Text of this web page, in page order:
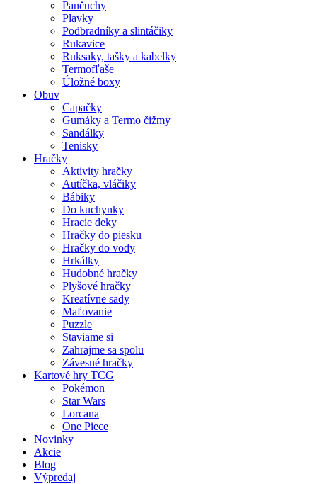
Pančuchy
Plavky
Podbradníky a slintáčiky
Rukavice
Ruksaky, tašky a kabelky
Termofľaše
Úložné boxy
Obuv
Capačky
Gumáky a Termo čižmy
Sandálky
Tenisky
Hračky
Aktivity hračky
Autíčka, vláčiky
Bábiky
Do kuchynky
Hracie deky
Hračky do piesku
Hračky do vody
Hrkálky
Hudobné hračky
Plyšové hračky
Kreatívne sady
Maľovanie
Puzzle
Staviame si
Zahrajme sa spolu
Závesné hračky
Kartové hry TCG
Pokémon
Star Wars
Lorcana
One Piece
Novinky
Akcie
Blog
Výpredaj